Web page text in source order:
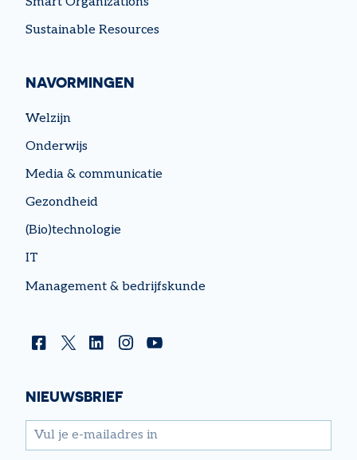
Sustainable Resources
NAVORMINGEN
Welzijn
Onderwijs
Media & communicatie
Gezondheid
(Bio)technologie
IT
Management & bedrijfskunde
NIEUWSBRIEF
email